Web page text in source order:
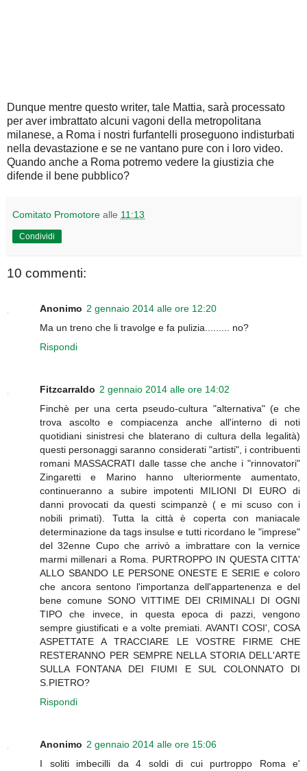
Dunque mentre questo writer, tale Mattia, sarà processato
per aver imbrattato alcuni vagoni della metropolitana
milanese, a Roma i nostri furfantelli proseguono indisturbati
nella devastazione e se ne vantano pure con i loro video.
Quando anche a Roma potremo vedere la giustizia che
difende il bene pubblico?
Comitato Promotore alle 11:13
Condividi
10 commenti:
Anonimo 2 gennaio 2014 alle ore 12:20
Ma un treno che li travolge e fa pulizia......... no?
Rispondi
Fitzcarraldo 2 gennaio 2014 alle ore 14:02
Finchè per una certa pseudo-cultura "alternativa" (e che
trova ascolto e compiacenza anche all'interno di noti
quotidiani sinistresi che blaterano di cultura della legalità)
questi personaggi saranno considerati "artisti", i contribuenti
romani MASSACRATI dalle tasse che anche i "rinnovatori"
Zingaretti e Marino hanno ulteriormente aumentato,
continueranno a subire impotenti MILIONI DI EURO di
danni provocati da questi scimpanzè ( e mi scuso con i
nobili primati). Tutta la città è coperta con maniacale
determinazione da tags insulse e tutti ricordano le "imprese"
del 32enne Cupo che arrivò a imbrattare con la vernice
marmi millenari a Roma. PURTROPPO IN QUESTA CITTA'
ALLO SBANDO LE PERSONE ONESTE E SERIE e coloro
che ancora sentono l'importanza dell'appartenenza e del
bene comune SONO VITTIME DEI CRIMINALI DI OGNI
TIPO che invece, in questa epoca di pazzi, vengono
sempre giustificati e a volte premiati. AVANTI COSI', COSA
ASPETTATE A TRACCIARE LE VOSTRE FIRME CHE
RESTERANNO PER SEMPRE NELLA STORIA DELL'ARTE
SULLA FONTANA DEI FIUMI E SUL COLONNATO DI
S.PIETRO?
Rispondi
Anonimo 2 gennaio 2014 alle ore 15:06
I soliti imbecilli da 4 soldi di cui purtroppo Roma e'